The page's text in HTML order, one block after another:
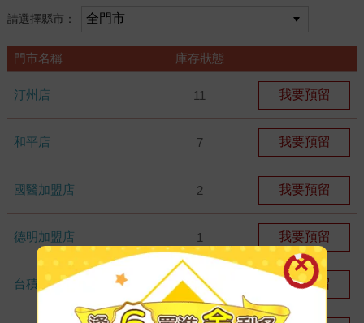
請選擇縣市：
門市名稱 庫存狀態
汀州店 11 我要預留
和平店 7 我要預留
國醫加盟店 2 我要預留
德明加盟店 1 我要預留
台積店 5 我要預留